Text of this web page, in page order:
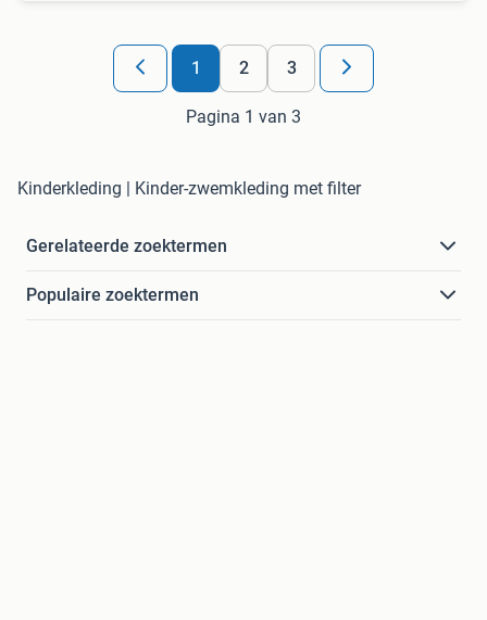
1 2 3
Pagina 1 van 3
Kinderkleding | Kinder-zwemkleding met filter
Gerelateerde zoektermen
Populaire zoektermen